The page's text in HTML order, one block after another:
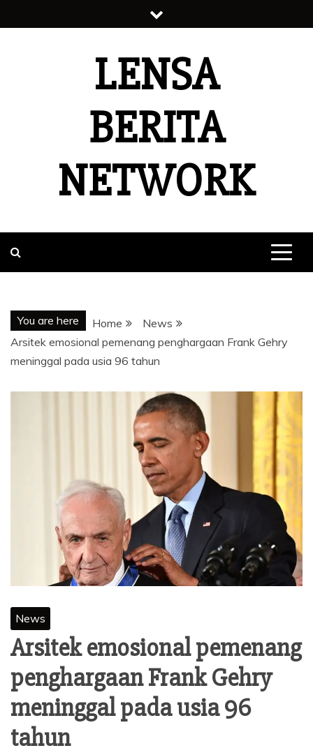
to
LENSA
BERITA
NETWORK
You are here Home
News
Arsitek emosional pemenang penghargaan Frank Gehry
meninggal pada usia 96 tahun
News
Arsitek emosional pemenang
penghargaan Frank Gehry
meninggal pada usia 96
tahun